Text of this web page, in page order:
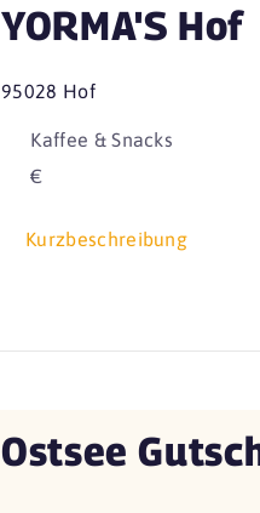
YORMA'S Hof
95028 Hof
Kaffee & Snacks
€
Kurzbeschreibung
Ostsee